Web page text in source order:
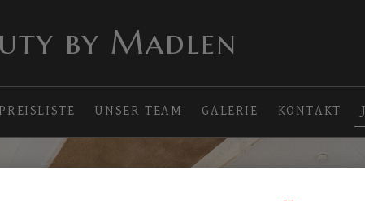
by Madlen
PREISLISTE UNSER TEAM GALERIE KONTAKT